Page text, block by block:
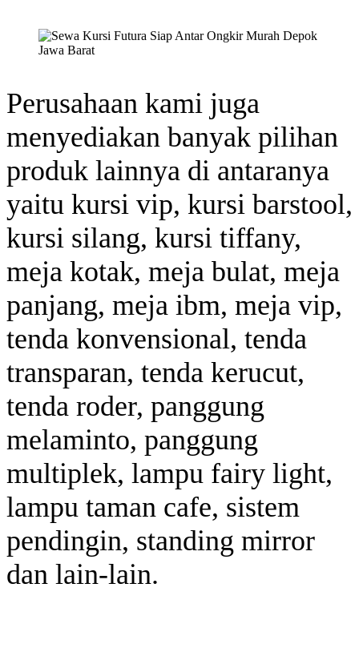
Perusahaan kami juga
menyediakan banyak pilihan
produk lainnya di antaranya
yaitu kursi vip, kursi barstool,
kursi silang, kursi tiffany,
meja kotak, meja bulat, meja
panjang, meja ibm, meja vip,
tenda konvensional, tenda
transparan, tenda kerucut,
tenda roder, panggung
melaminto, panggung
multiplek, lampu fairy light,
lampu taman cafe, sistem
pendingin, standing mirror
dan lain-lain.